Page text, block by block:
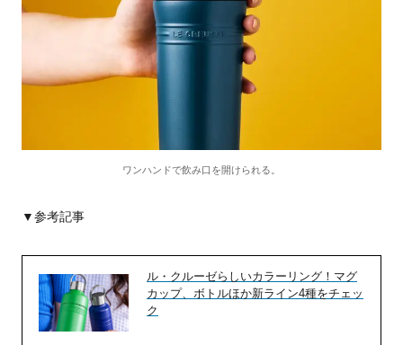
ワンハンドで飲み口を開けられる。
▼参考記事
ル・クルーゼらしいカラーリング！マグ
カップ、ボトルほか新ライン4種をチェッ
ク